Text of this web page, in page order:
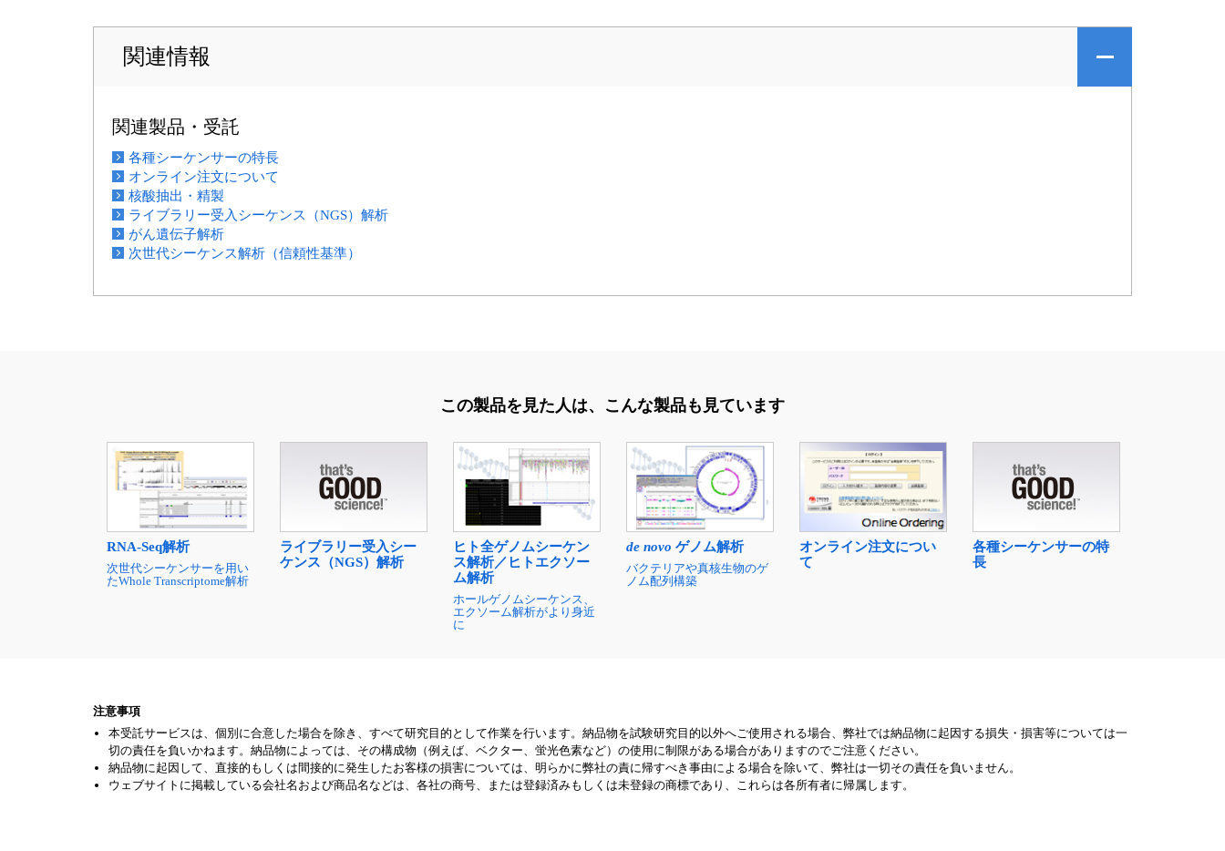
関連情報
関連製品・受託
各種シーケンサーの特長
オンライン注文について
核酸抽出・精製
ライブラリー受入シーケンス（NGS）解析
がん遺伝子解析
次世代シーケンス解析（信頼性基準）
この製品を見た人は、 こんな製品も見ています
RNA-Seq解析
次世代シーケンサーを用い
たWhole Transcriptome解析
ライブラリー受入シー
ケンス（NGS）解析
ヒト全ゲノムシーケン
ス解析／ヒトエクソー
ム解析
ホールゲノムシーケンス、
エクソーム解析がより身近
に
de novo ゲノム解析
バクテリアや真核生物のゲ
ノム配列構築
オンライン注文につい
て
各種シーケンサーの特
長
注意事項
本受託サービスは、個別に合意した場合を除き、すべて研究目的として作業を行います。納品物を試験研究目的以外へご使用される場合、弊社では納品物に起因する損失・損害等については一
切の責任を負いかねます。納品物によっては、その構成物（例えば、ベクター、蛍光色素など）の使用に制限がある場合がありますのでご注意ください。
納品物に起因して、直接的もしくは間接的に発生したお客様の損害については、明らかに弊社の責に帰すべき事由による場合を除いて、弊社は一切その責任を負いません。
ウェブサイトに掲載している会社名および商品名などは、各社の商号、または登録済みもしくは未登録の商標であり、これらは各所有者に帰属します。